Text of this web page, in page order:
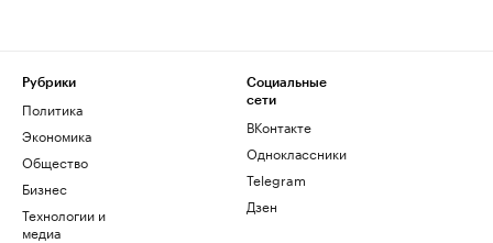
Рубрики
Политика
Экономика
Общество
Бизнес
Технологии и
медиа
Социальные
сети
ВКонтакте
Одноклассники
Telegram
Дзен